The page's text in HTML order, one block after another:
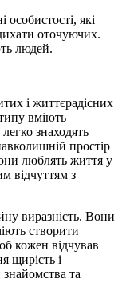
які
оточуючих.
людей.
і життєрадісних
вміють
знаходять
простір
люблять життя у
відчуттям з
виразність. Вони
створити
кожен відчував
щирість і
знайомства та